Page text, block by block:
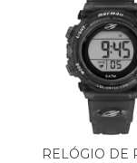
RELÓGIO DE